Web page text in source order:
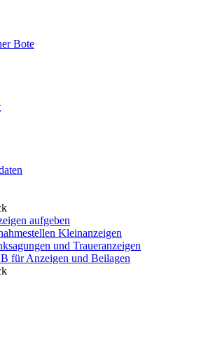
Bote
aufgeben
Kleinanzeigen
und Traueranzeigen
für Anzeigen und Beilagen